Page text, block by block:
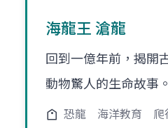
海龍王 滄龍
回到一億年前，揭開
動物驚人的生命故事。
恐龍 海洋教育 爬